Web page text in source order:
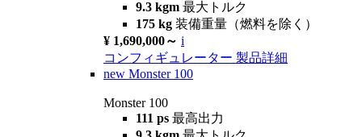
9.3 kgm 最大トルク
175 kg 装備重量（燃料を除く）
¥ 1,690,000～ i
コンフィギュレーター 製品詳細
new Monster 100
Monster 100
111 ps 最高出力